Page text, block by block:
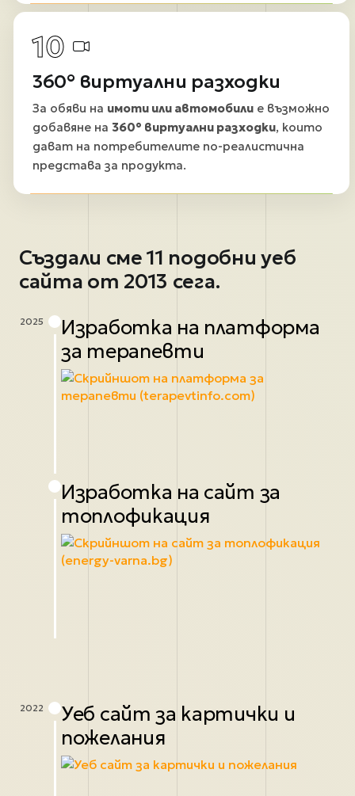
10
360° виртуални разходки
За обяви на имоти или автомобили е възможно
добавяне на 360° виртуални разходки, които
дават на потребителите по-реалистична
представа за продукта.
Създали сме 11 подобни уеб
сайта от 2013 сега.
2025
Изработка на платформа
за терапевти
Изработка на сайт за
топлофикация
2022
Уеб сайт за картички и
пожелания